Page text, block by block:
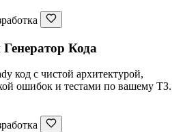
Кода
код с чистой архитектурой,
ошибок и тестами по вашему ТЗ.